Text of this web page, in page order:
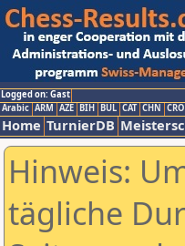
Logged on: Gast
Arabic ARM AZE BIH BUL CAT CHN CRO
Home TurnierDB
Hinweis:
tägliche